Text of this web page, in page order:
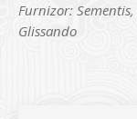
Furnizor:
Glissando